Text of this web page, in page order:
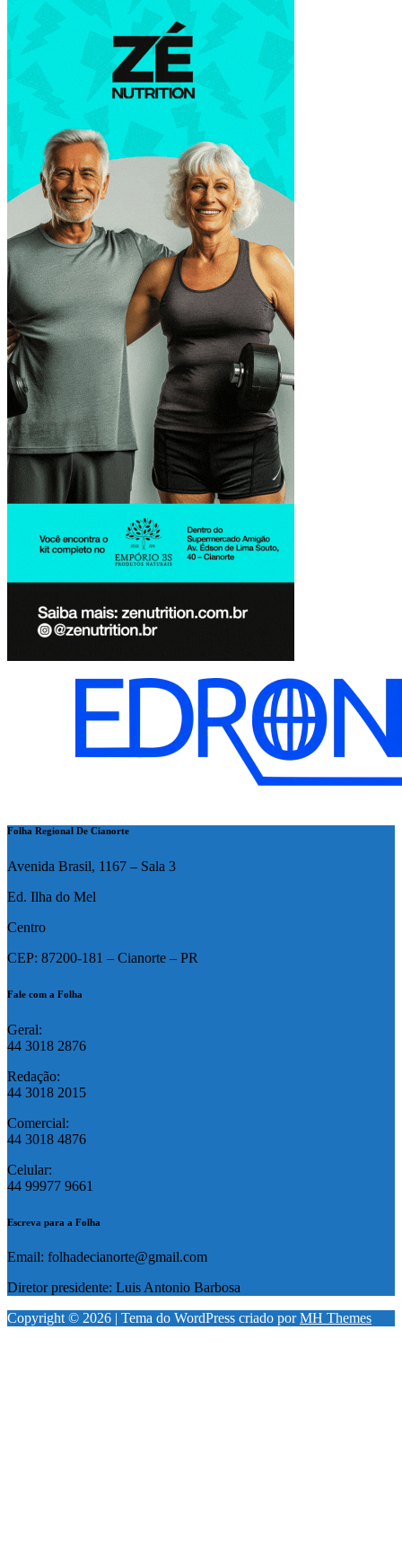
Folha Regional De Cianorte
Avenida Brasil, 1167 – Sala 3
Ed. Ilha do Mel
Centro
CEP: 87200-181 – Cianorte – PR
Fale com a Folha
Geral:
44 3018 2876
Redação:
44 3018 2015
Comercial:
44 3018 4876
Celular:
44 99977 9661
Escreva para a Folha
Email: folhadecianorte@gmail.com
Diretor presidente: Luis Antonio Barbosa
Copyright © 2026 | Tema do WordPress criado porMH Themes